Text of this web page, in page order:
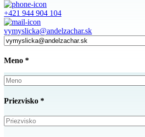
+421 944 904 104
vymyslicka@andelzachar.sk
Meno *
Priezvisko *